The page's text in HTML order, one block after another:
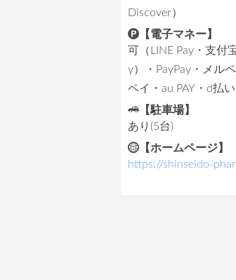
Discover）
【電子マネー】
可（LINE Pay・⽀付
y）・PayPay・メル
ペイ・au PAY・d払い
【駐車場】
あり(5台)
【ホームページ】
https://shinseido-